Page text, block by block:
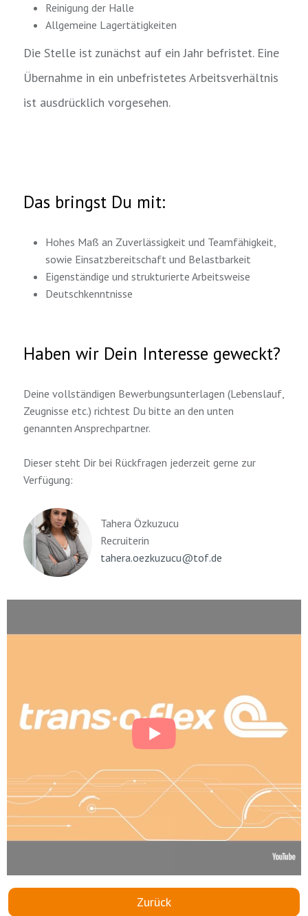
Reinigung der Halle
Allgemeine Lagertätigkeiten
Die Stelle ist zunächst auf ein Jahr befristet. Eine
Übernahme in ein unbefristetes Arbeitsverhältnis
ist ausdrücklich vorgesehen.
Das bringst Du mit:
Hohes Maß an Zuverlässigkeit und Teamfähigkeit,
sowie Einsatzbereitschaft und Belastbarkeit
Eigenständige und strukturierte Arbeitsweise
Deutschkenntnisse
Haben wir Dein Interesse geweckt?
Deine vollständigen Bewerbungsunterlagen (Lebenslauf,
Zeugnisse etc.) richtest Du bitte an den unten
genannten Ansprechpartner.
Dieser steht Dir bei Rückfragen jederzeit gerne zur
Verfügung:
Tahera Özkuzucu
Recruiterin
tahera.oezkuzucu@tof.de
Zurück